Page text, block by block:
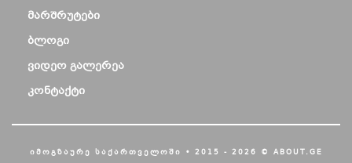
ᲛᲐᲠᲨᲠᲣᲢᲔᲑᲘ
ᲑᲚᲝᲒᲘ
ᲕᲘᲓᲔᲝ ᲒᲐᲚᲔᲠᲔᲐ
ᲙᲝᲜᲢᲐᲥᲢᲘ
ᲘᲛᲝᲒᲖᲐᲣᲠᲔ ᲡᲐᲥᲐᲠᲗᲕᲔᲚᲝᲨᲘ • 2015 - 2026 © ABOUT.GE